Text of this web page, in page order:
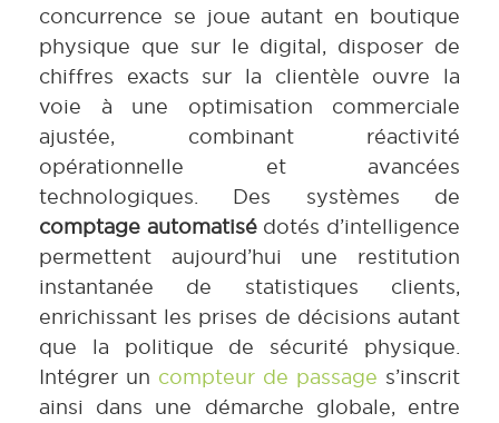
concurrence se joue autant en boutique
physique que sur le digital, disposer de
chiffres exacts sur la clientèle ouvre la
voie à une optimisation commerciale
ajustée, combinant réactivité
opérationnelle et avancées
technologiques. Des systèmes de
comptage automatisédotés d’intelligence
permettent aujourd’hui une restitution
instantanée de statistiques clients,
enrichissant les prises de décisions autant
que la politique de sécurité physique.
Intégrer un compteur de passage s’inscrit
ainsi dans une démarche globale, entre